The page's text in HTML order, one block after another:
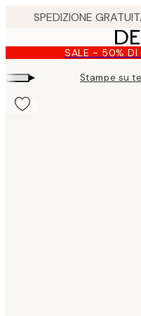
content.
SALE - 50% DI
▸ Stampe su